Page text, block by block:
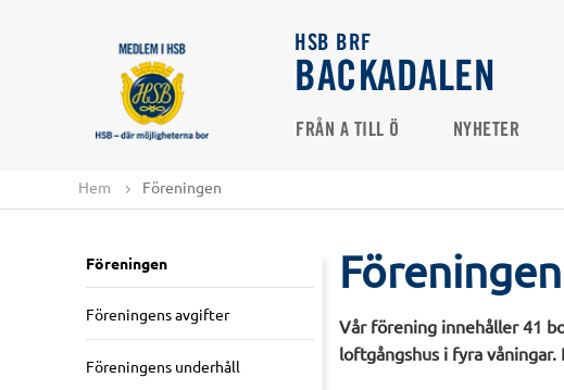
HSB BRF
BACKADALEN
FRÅN A TILL Ö NYHETER
Hem Föreningen
Föreningen
Föreningens avgifter
Föreningens underhåll
Föreningen
Vår förening innehåller 41
loftgångshus i fyra våningar.